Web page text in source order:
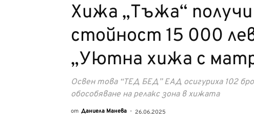
Хижа „Тъжа“
стойност 15 000
„Уютна хижа с
Освен това “ТЕД БЕД” ЕАД осигуриха 102
обособяване на релакс зона в хижата
от Даниела Манева - 26.06.2025